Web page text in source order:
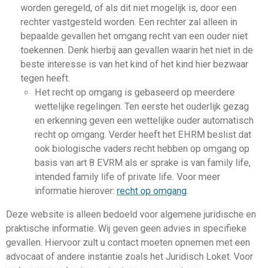
worden geregeld, of als dit niet mogelijk is, door een
rechter vastgesteld worden. Een rechter zal alleen in
bepaalde gevallen het omgang recht van een ouder niet
toekennen. Denk hierbij aan gevallen waarin het niet in de
beste interesse is van het kind of het kind hier bezwaar
tegen heeft.
Het recht op omgang is gebaseerd op meerdere
wettelijke regelingen. Ten eerste het ouderlijk gezag
en erkenning geven een wettelijke ouder automatisch
recht op omgang. Verder heeft het EHRM beslist dat
ook biologische vaders recht hebben op omgang op
basis van art 8 EVRM als er sprake is van family life,
intended family life of private life. Voor meer
informatie hierover: recht op omgang.
Deze website is alleen bedoeld voor algemene juridische en
praktische informatie. Wij geven geen advies in specifieke
gevallen. Hiervoor zult u contact moeten opnemen met een
advocaat of andere instantie zoals het Juridisch Loket. Voor